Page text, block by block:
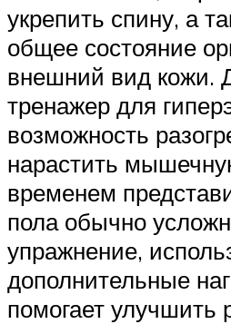
укрепить спину, а
общее состояние
внешний вид кожи.
тренажер для
возможность
нарастить
временем
пола обычно
упражнение,
дополнительные
помогает улучшить